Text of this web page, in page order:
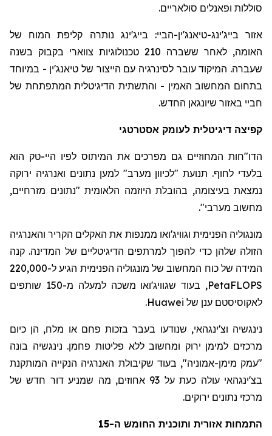
סוללות ופאנלים סולאריים.
אזור בייג'ינג-טיאנג'ין-הביי: בייג'ינג נותרה קליפת המוח של
האומה, לאחר ששברה 210 טכנולוגיות צווארי בקבוק בשנה
שעברה. המיקוד עובר לסינרגיה עם הייצור של טיאנג'ין - במיוחד
בתחום המחשוב האמין - והתשתית הדיגיטלית המתפתחת של
חביי באזור שיונגאן החדש.
קפיצה דיגיטלית לעומק אסטרטגי
הדו"חות המחוזיים גם מפרכים את המיתוס לפיו היי-טק הוא
בלעדי לחוף. תנועת "לכיוון מערב" למען נתונים ואנרגיה ירוקה
נמצאת בעיצומה, בהובלת היוזמה הלאומית "נתונים מזרחיים,
מחשוב מערבי".
מונגוליה הפנימית וגוויג'ואו ממנפות את האקלים הקריר והאנרגיה
הזולה שלהן כדי להפוך למרתפים הדיגיטליים של המדינה. קנה
המידה של כוח המחשוב של מונגוליה הפנימית הגיע ל-220,000
PetaFLOPS, בעוד שגוויג'ואו משכה למעלה מ-150 שותפים
לאקוסיסטם ענן של Huawei
.
נינגשיה וצ'ינגהאי, שנודעו בעבר בזכות פחם או מלח, הן כיום
מרכזים למימן ירוק ומחשוב ללא פליטות פחמן. נינגשיה בונה
"עמק מימן-אמוניה", בעוד שקיבולת האנרגיה הנקייה המותקנת
בצ'ינגהאי
עולה כעת על 93 אחוזים, מה שמניע דור חדש של
מרכזי נתונים ירוקים.
התמחות אזורית ותוכנית החומש ה-15